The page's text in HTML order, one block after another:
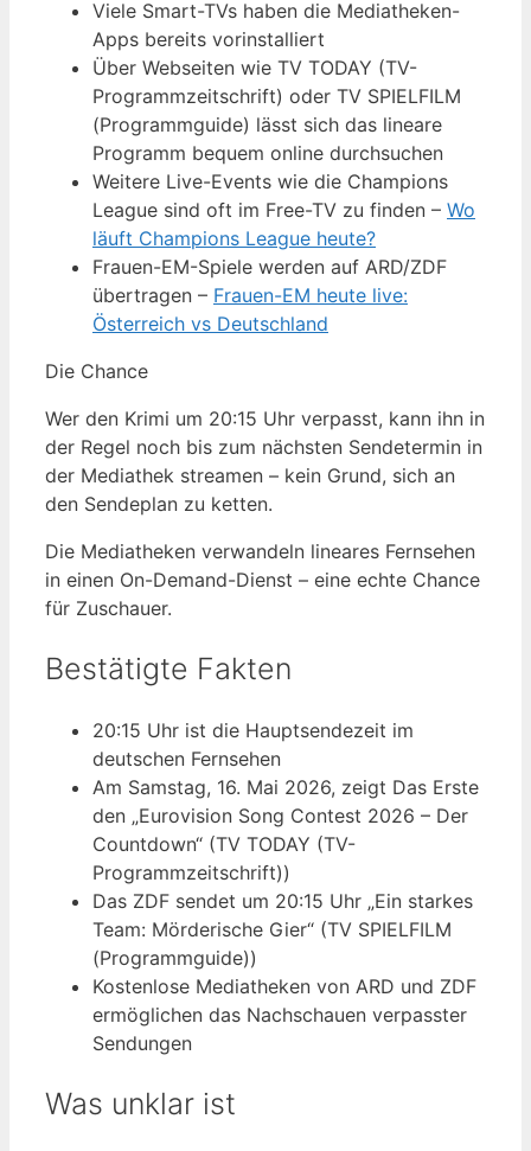
Viele Smart-TVs haben die Mediatheken-
Apps bereits vorinstalliert
Über Webseiten wie TV TODAY (TV-
Programmzeitschrift) oder TV SPIELFILM
(Programmguide) lässt sich das lineare
Programm bequem online durchsuchen
Weitere Live-Events wie die Champions
League sind oft im Free-TV zu finden – Wo
läuft Champions League heute?
Frauen-EM-Spiele werden auf ARD/ZDF
übertragen – Frauen-EM heute live:
Österreich vs Deutschland
Die Chance
Wer den Krimi um 20:15 Uhr verpasst, kann ihn in
der Regel noch bis zum nächsten Sendetermin in
der Mediathek streamen – kein Grund, sich an
den Sendeplan zu ketten.
Die Mediatheken verwandeln lineares Fernsehen
in einen On-Demand-Dienst – eine echte Chance
für Zuschauer.
Bestätigte Fakten
20:15 Uhr ist die Hauptsendezeit im
deutschen Fernsehen
Am Samstag, 16. Mai 2026, zeigt Das Erste
den „Eurovision Song Contest 2026 – Der
Countdown“ (TV TODAY (TV-
Programmzeitschrift))
Das ZDF sendet um 20:15 Uhr „Ein starkes
Team: Mörderische Gier“ (TV SPIELFILM
(Programmguide))
Kostenlose Mediatheken von ARD und ZDF
ermöglichen das Nachschauen verpasster
Sendungen
Was unklar ist